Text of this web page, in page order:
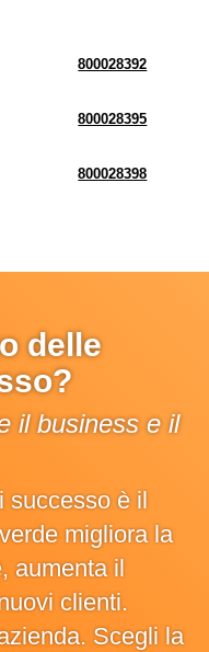
800028392
800028395
800028398
delle
il business e il
successo è il
migliora la
aumenta il
clienti.
Scegli la